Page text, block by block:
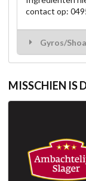
contact op:
Gyros/
MISSCHIEN IS